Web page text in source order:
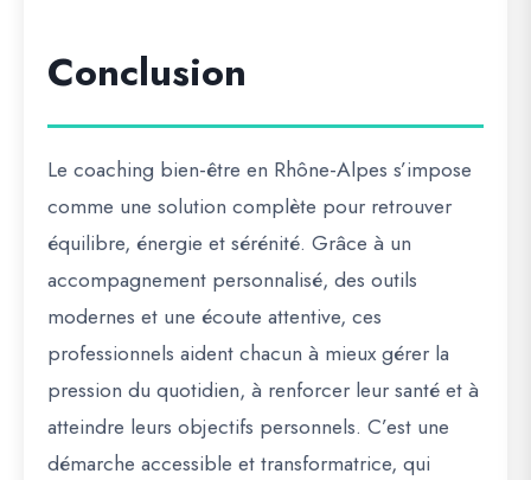
Conclusion
Le coaching bien-être en Rhône-Alpes s’impose
comme une solution complète pour retrouver
équilibre, énergie et sérénité. Grâce à un
accompagnement personnalisé, des outils
modernes et une écoute attentive, ces
professionnels aident chacun à mieux gérer la
pression du quotidien, à renforcer leur santé et à
atteindre leurs objectifs personnels. C’est une
démarche accessible et transformatrice, qui